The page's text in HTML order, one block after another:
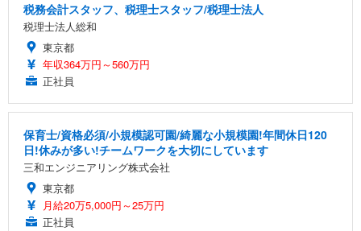
税務会計スタッフ、税理士スタッフ/税理士法人
税理士法人総和
東京都
年収364万円～560万円
正社員
保育士/資格必須/小規模認可園/綺麗な小規模園!年間休日120
日!休みが多い!チームワークを大切にしています
三和エンジニアリング株式会社
東京都
月給20万5,000円～25万円
正社員